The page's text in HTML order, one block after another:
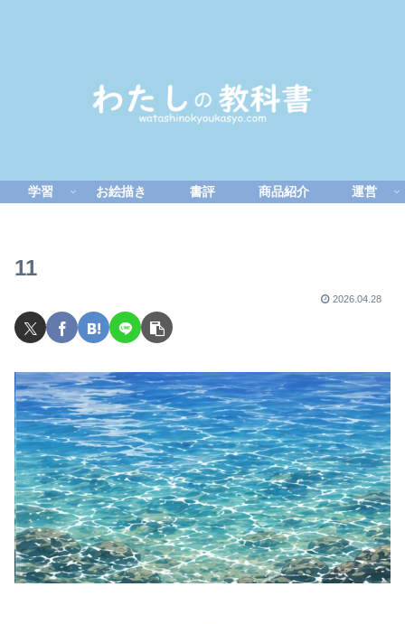
学習 お絵描き 書評 商品紹介 運営
11
2026.04.28